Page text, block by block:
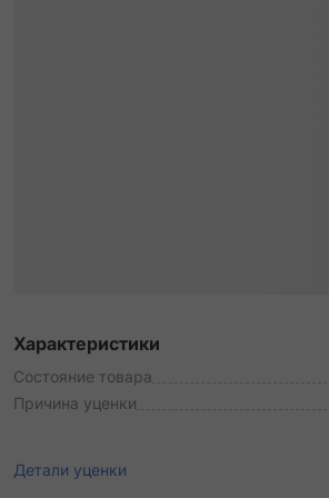
Характеристики
Состояние товара
Причина уценки
Детали уценки